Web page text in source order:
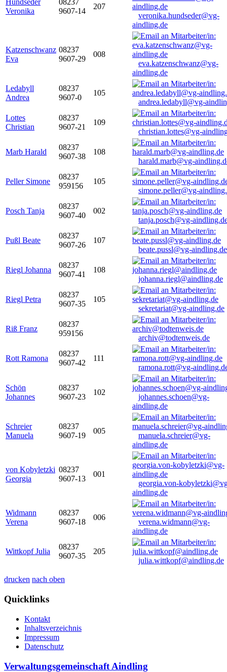
Hundseder
Veronika
08237
9607-14
207
veronika.hundseder@vg-
aindling.de
Katzenschwanz
Eva
08237
9607-29
008
eva.katzenschwanz@vg-
aindling.de
Ledabyll
Andrea
08237
9607-0
105
andrea.ledabyll@vg-
Lottes
Christian
08237
9607-21
109
christian.lottes@vg-
Marb Harald
08237
9607-38
108
harald.marb@vg-
Peller Simone
08237
959156
105
simone.peller@vg-
Posch Tanja
08237
9607-40
002
tanja.posch@vg-
Pußl Beate
08237
9607-26
107
beate.pussl@vg-aindling.de
Riegl Johanna
08237
9607-41
108
johanna.riegl@aindling.de
Riegl Petra
08237
9607-35
105
sekretariat@vg-aindling.de
Riß Franz
08237
959156
archiv@todtenweis.de
Rott Ramona
08237
9607-42
111
ramona.rott@vg-
Schön
Johannes
08237
9607-23
102
johannes.schoen@vg-
aindling.de
Schreier
Manuela
08237
9607-19
005
manuela.schreier@vg-
aindling.de
von Kobyletzki
Georgia
08237
9607-13
001
georgia.von-
aindling.de
Widmann
Verena
08237
9607-18
006
verena.widmann@vg-
aindling.de
Wittkopf Julia
08237
9607-35
205
julia.wittkopf@aindling.de
drucken nach oben
Quicklinks
Kontakt
Inhaltsverzeichnis
Impressum
Datenschutz
Verwaltungsgemeinschaft Aindling